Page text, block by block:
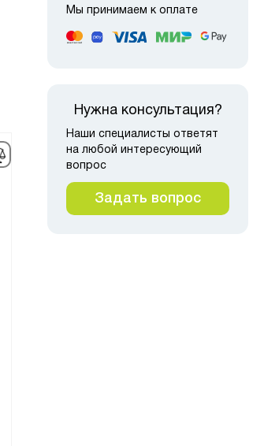
в наличии
Мы принимаем к оплате
Нужна консультация?
Наши специалисты ответят
на любой интересующий
вопрос
Задать вопрос